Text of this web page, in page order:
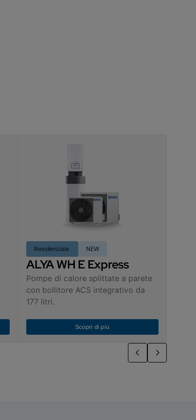
Residenziale NEW
ALYA WH E Express
Pompe di calore splittate a parete
con bollitore ACS integrativo da
177 litri.
Scopri di più